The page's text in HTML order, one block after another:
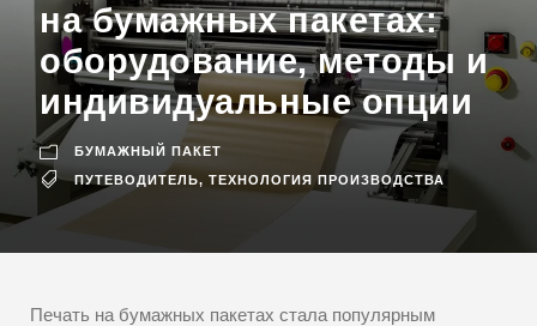
на бумажных пакетах:
оборудование, методы и
индивидуальные опции
БУМАЖНЫЙ ПАКЕТ
ПУТЕВОДИТЕЛЬ, ТЕХНОЛОГИЯ ПРОИЗВОДСТВА
Печать на бумажных пакетах стала популярным